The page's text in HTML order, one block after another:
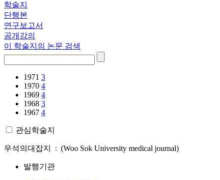
학술지
단행본
연구보고서
공개강의
이 학술지의 논문 검색
1971 3
1970 4
1969 4
1968 3
1967 4
관심학술지
우석의대잡지 : (Woo Sok University medical journal)
발행기관